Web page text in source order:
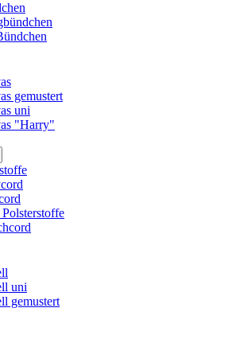
gemustert
uni
"Harry"
uni
gemustert